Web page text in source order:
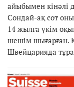
айыбымен кінәлі
Сондай-ақ сот
14 жылға үкім
шешім шығарған.
Швейцарияда